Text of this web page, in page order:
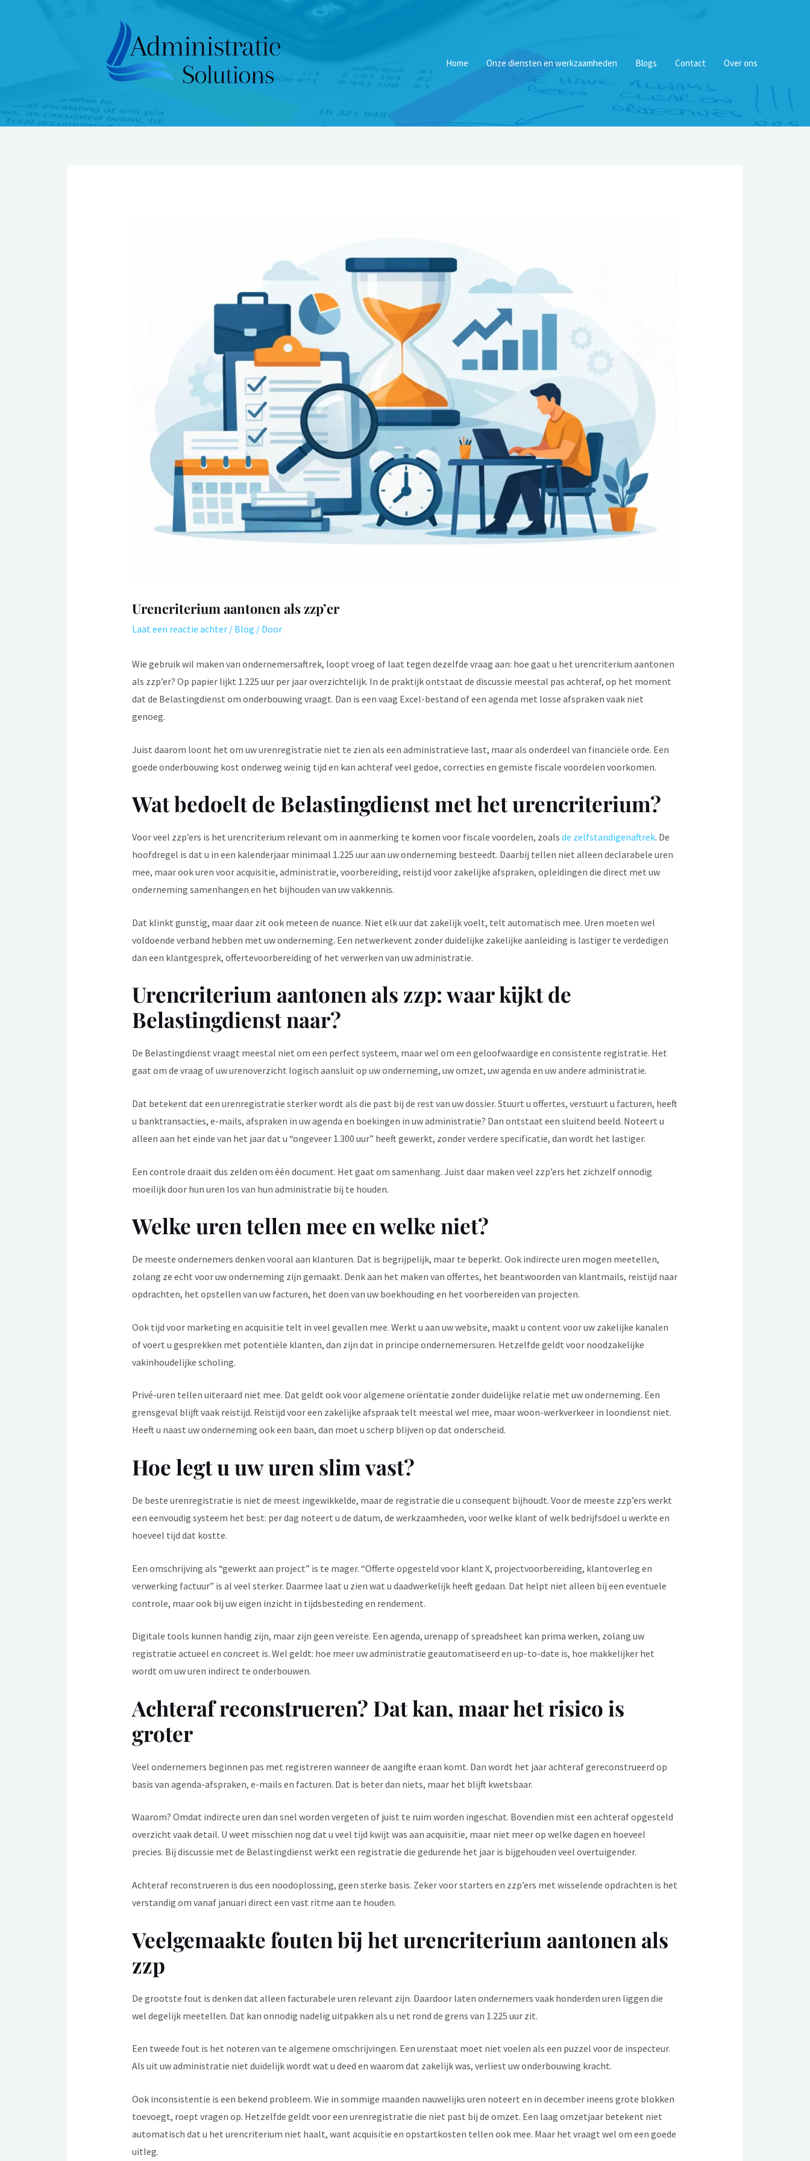
Home Onze diensten en werkzaamheden Blogs Contact Over ons
Urencriterium aantonen als zzp’er
Laat een reactie achter / Blog / Door
Wie gebruik wil maken van ondernemersaftrek, loopt vroeg of laat tegen dezelfde vraag aan: hoe gaat u het urencriterium aantonen
als zzp’er? Op papier lijkt 1.225 uur per jaar overzichtelijk. In de praktijk ontstaat de discussie meestal pas achteraf, op het moment
dat de Belastingdienst om onderbouwing vraagt. Dan is een vaag Excel-bestand of een agenda met losse afspraken vaak niet
genoeg.
Juist daarom loont het om uw urenregistratie niet te zien als een administratieve last, maar als onderdeel van financiële orde. Een
goede onderbouwing kost onderweg weinig tijd en kan achteraf veel gedoe, correcties en gemiste fiscale voordelen voorkomen.
Wat bedoelt de Belastingdienst met het urencriterium?
Voor veel zzp’ers is het urencriterium relevant om in aanmerking te komen voor fiscale voordelen, zoals de zelfstandigenaftrek. De
hoofdregel is dat u in een kalenderjaar minimaal 1.225 uur aan uw onderneming besteedt. Daarbij tellen niet alleen declarabele uren
mee, maar ook uren voor acquisitie, administratie, voorbereiding, reistijd voor zakelijke afspraken, opleidingen die direct met uw
onderneming samenhangen en het bijhouden van uw vakkennis.
Dat klinkt gunstig, maar daar zit ook meteen de nuance. Niet elk uur dat zakelijk voelt, telt automatisch mee. Uren moeten wel
voldoende verband hebben met uw onderneming. Een netwerkevent zonder duidelijke zakelijke aanleiding is lastiger te verdedigen
dan een klantgesprek, offertevoorbereiding of het verwerken van uw administratie.
Urencriterium aantonen als zzp: waar kijkt de
Belastingdienst naar?
De Belastingdienst vraagt meestal niet om een perfect systeem, maar wel om een geloofwaardige en consistente registratie. Het
gaat om de vraag of uw urenoverzicht logisch aansluit op uw onderneming, uw omzet, uw agenda en uw andere administratie.
Dat betekent dat een urenregistratie sterker wordt als die past bij de rest van uw dossier. Stuurt u offertes, verstuurt u facturen, heeft
u banktransacties, e-mails, afspraken in uw agenda en boekingen in uw administratie? Dan ontstaat een sluitend beeld. Noteert u
alleen aan het einde van het jaar dat u “ongeveer 1.300 uur” heeft gewerkt, zonder verdere specificatie, dan wordt het lastiger.
Een controle draait dus zelden om één document. Het gaat om samenhang. Juist daar maken veel zzp’ers het zichzelf onnodig
moeilijk door hun uren los van hun administratie bij te houden.
Welke uren tellen mee en welke niet?
De meeste ondernemers denken vooral aan klanturen. Dat is begrijpelijk, maar te beperkt. Ook indirecte uren mogen meetellen,
zolang ze echt voor uw onderneming zijn gemaakt. Denk aan het maken van offertes, het beantwoorden van klantmails, reistijd naar
opdrachten, het opstellen van uw facturen, het doen van uw boekhouding en het voorbereiden van projecten.
Ook tijd voor marketing en acquisitie telt in veel gevallen mee. Werkt u aan uw website, maakt u content voor uw zakelijke kanalen
of voert u gesprekken met potentiële klanten, dan zijn dat in principe ondernemersuren. Hetzelfde geldt voor noodzakelijke
vakinhoudelijke scholing.
Privé-uren tellen uiteraard niet mee. Dat geldt ook voor algemene oriëntatie zonder duidelijke relatie met uw onderneming. Een
grensgeval blijft vaak reistijd. Reistijd voor een zakelijke afspraak telt meestal wel mee, maar woon-werkverkeer in loondienst niet.
Heeft u naast uw onderneming ook een baan, dan moet u scherp blijven op dat onderscheid.
Hoe legt u uw uren slim vast?
De beste urenregistratie is niet de meest ingewikkelde, maar de registratie die u consequent bijhoudt. Voor de meeste zzp’ers werkt
een eenvoudig systeem het best: per dag noteert u de datum, de werkzaamheden, voor welke klant of welk bedrijfsdoel u werkte en
hoeveel tijd dat kostte.
Een omschrijving als “gewerkt aan project” is te mager. “Offerte opgesteld voor klant X, projectvoorbereiding, klantoverleg en
verwerking factuur” is al veel sterker. Daarmee laat u zien wat u daadwerkelijk heeft gedaan. Dat helpt niet alleen bij een eventuele
controle, maar ook bij uw eigen inzicht in tijdsbesteding en rendement.
Digitale tools kunnen handig zijn, maar zijn geen vereiste. Een agenda, urenapp of spreadsheet kan prima werken, zolang uw
registratie actueel en concreet is. Wel geldt: hoe meer uw administratie geautomatiseerd en up-to-date is, hoe makkelijker het
wordt om uw uren indirect te onderbouwen.
Achteraf reconstrueren? Dat kan, maar het risico is
groter
Veel ondernemers beginnen pas met registreren wanneer de aangifte eraan komt. Dan wordt het jaar achteraf gereconstrueerd op
basis van agenda-afspraken, e-mails en facturen. Dat is beter dan niets, maar het blijft kwetsbaar.
Waarom? Omdat indirecte uren dan snel worden vergeten of juist te ruim worden ingeschat. Bovendien mist een achteraf opgesteld
overzicht vaak detail. U weet misschien nog dat u veel tijd kwijt was aan acquisitie, maar niet meer op welke dagen en hoeveel
precies. Bij discussie met de Belastingdienst werkt een registratie die gedurende het jaar is bijgehouden veel overtuigender.
Achteraf reconstrueren is dus een noodoplossing, geen sterke basis. Zeker voor starters en zzp’ers met wisselende opdrachten is het
verstandig om vanaf januari direct een vast ritme aan te houden.
Veelgemaakte fouten bij het urencriterium aantonen als
zzp
De grootste fout is denken dat alleen facturabele uren relevant zijn. Daardoor laten ondernemers vaak honderden uren liggen die
wel degelijk meetellen. Dat kan onnodig nadelig uitpakken als u net rond de grens van 1.225 uur zit.
Een tweede fout is het noteren van te algemene omschrijvingen. Een urenstaat moet niet voelen als een puzzel voor de inspecteur.
Als uit uw administratie niet duidelijk wordt wat u deed en waarom dat zakelijk was, verliest uw onderbouwing kracht.
Ook inconsistentie is een bekend probleem. Wie in sommige maanden nauwelijks uren noteert en in december ineens grote blokken
toevoegt, roept vragen op. Hetzelfde geldt voor een urenregistratie die niet past bij de omzet. Een laag omzetjaar betekent niet
automatisch dat u het urencriterium niet haalt, want acquisitie en opstartkosten tellen ook mee. Maar het vraagt wel om een goede
uitleg.